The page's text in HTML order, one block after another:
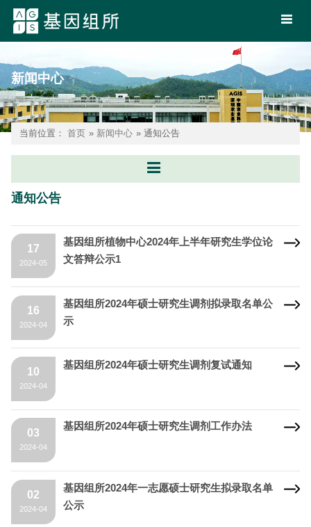
新闻中心
当前位置： 首页 » 新闻中心 » 通知公告
通知公告
17
2024-05
基因组所植物中心2024年上半年研究生学位论
文答辩公示1
16
2024-04
基因组所2024年硕士研究生调剂拟录取名单公
示
10
2024-04
基因组所2024年硕士研究生调剂复试通知
03
2024-04
基因组所2024年硕士研究生调剂工作办法
02
2024-04
基因组所2024年一志愿硕士研究生拟录取名单
公示